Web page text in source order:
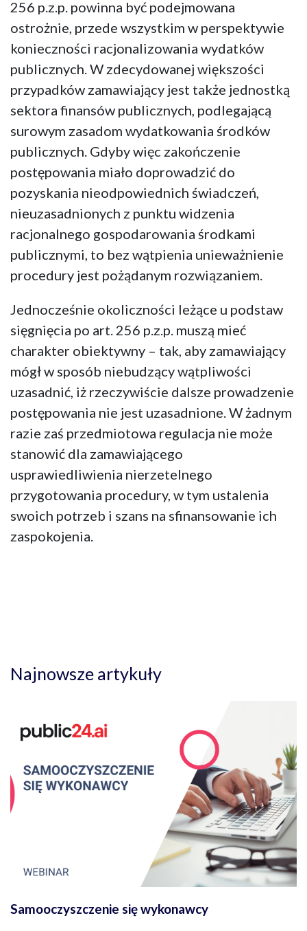
256 p.z.p. powinna być podejmowana
ostrożnie, przede wszystkim w perspektywie
konieczności racjonalizowania wydatków
publicznych. W zdecydowanej większości
przypadków zamawiający jest także jednostką
sektora finansów publicznych, podlegającą
surowym zasadom wydatkowania środków
publicznych. Gdyby więc zakończenie
postępowania miało doprowadzić do
pozyskania nieodpowiednich świadczeń,
nieuzasadnionych z punktu widzenia
racjonalnego gospodarowania środkami
publicznymi, to bez wątpienia unieważnienie
procedury jest pożądanym rozwiązaniem.
Jednocześnie okoliczności leżące u podstaw
sięgnięcia po art. 256 p.z.p. muszą mieć
charakter obiektywny – tak, aby zamawiający
mógł w sposób niebudzący wątpliwości
uzasadnić, iż rzeczywiście dalsze prowadzenie
postępowania nie jest uzasadnione. W żadnym
razie zaś przedmiotowa regulacja nie może
stanowić dla zamawiającego
usprawiedliwienia nierzetelnego
przygotowania procedury, w tym ustalenia
swoich potrzeb i szans na sfinansowanie ich
zaspokojenia.
Najnowsze artykuły
Samooczyszczenie się wykonawcy